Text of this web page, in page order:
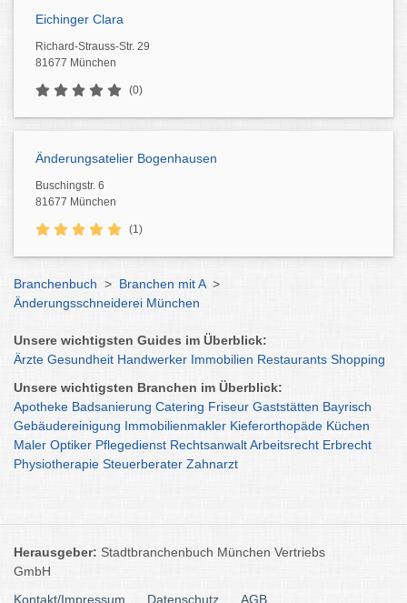
Eichinger Clara
Richard-Strauss-Str. 29
81677 München
(0)
Änderungsatelier Bogenhausen
Buschingstr. 6
81677 München
(1)
Branchenbuch > Branchen mit A >
Änderungsschneiderei München
Unsere wichtigsten Guides im Überblick:
Ärzte Gesundheit Handwerker Immobilien Restaurants Shopping
Unsere wichtigsten Branchen im Überblick:
Apotheke Badsanierung Catering Friseur Gaststätten Bayrisch
Gebäudereinigung Immobilienmakler Kieferorthopäde Küchen
Maler Optiker Pflegedienst RechtsanwaltArbeitsrecht Erbrecht
Physiotherapie Steuerberater Zahnarzt
Herausgeber: Stadtbranchenbuch München Vertriebs
GmbH
Kontakt/Impressum
Datenschutz AGB